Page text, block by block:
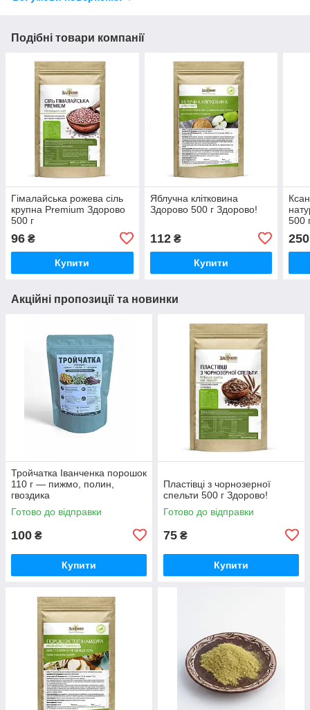
Подібні товари компанії
Гімалайська рожева сіль
крупна Premium Здорово
500 г
96 ₴
Купити
Яблучна клітковина
Здорово 500 г Здорово!
112₴
Купити
500
250
Акційні пропозиції та новинки
Тройчатка Іванченка порошок
110 г — пижмо, полин,
гвоздика
Готово до відправки
100 ₴
Купити
Пластівці з чорнозерної
спельти 500 г Здорово!
Готово до відправки
75 ₴
Купити